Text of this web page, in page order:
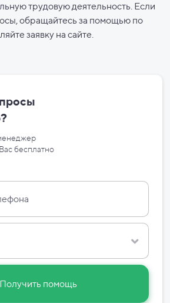
трудовую деятельность. Если
обращайтесь за помощью по
заявку на сайте.
бесплатно
Получить помощь